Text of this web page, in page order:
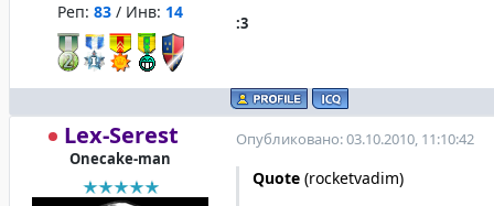
Реп: 83 / Инв: 14
:3
Lex-Serest
Onecake-man
Опубликовано: 03.10.2010, 11:10:42
Quote (rocketvadim)